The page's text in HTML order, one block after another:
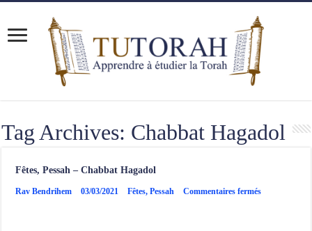
Tag Archives: Chabbat Hagadol
Fêtes, Pessah – Chabbat Hagadol
Rav Bendrihem 03/03/2021 Fêtes,Pessah Commentaires ferméssur